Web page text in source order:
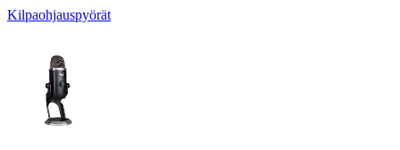
Kilpaohjauspyörät